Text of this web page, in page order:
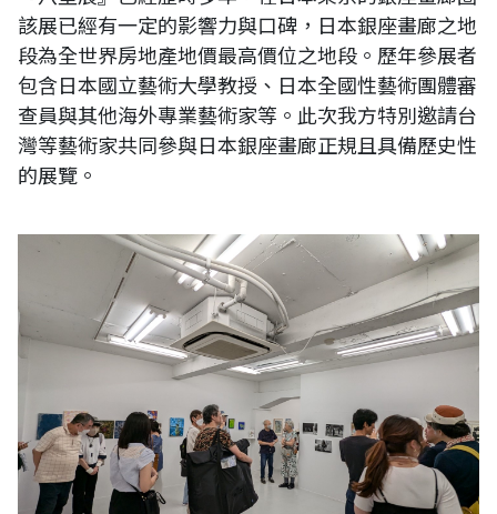
該展已經有一定的影響力與口碑，日本銀座畫廊之地
段為全世界房地產地價最高價位之地段。歷年參展者
包含日本國立藝術大學教授、日本全國性藝術團體審
查員與其他海外專業藝術家等。此次我方特別邀請台
灣等藝術家共同參與日本銀座畫廊正規且具備歷史性
的展覽。
《台灣日本國際交流展》【現場直擊】日本東京銀座畫廊《Gallery
HiNOK:Art Fair XXⅥ》藝術展現場